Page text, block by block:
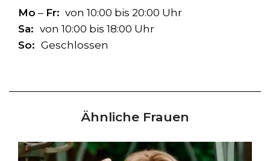
Mo – Fr: von 10:00 bis 20:00 Uhr
Sa: von 10:00 bis 18:00 Uhr
So: Geschlossen
Ähnliche Frauen